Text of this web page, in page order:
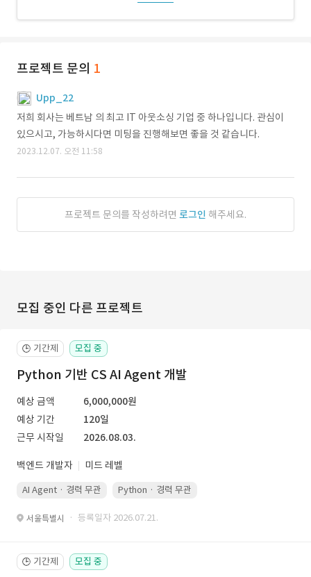
프로젝트 문의 1
Upp_22
저희 회사는 베트남 의 최고 IT 아웃소싱 기업 중 하나입니다. 관심이
있으시고, 가능하시다면 미팅을 진행해보면 좋을 것 같습니다.
2023.12.07. 오전 11:58
프로젝트 문의를 작성하려면 로그인 해주세요.
모집 중인 다른 프로젝트
🕒 기간제 모집 중
Python 기반 CS AI Agent 개발
예상 금액
6,000,000원
예상 기간
120일
근무 시작일
2026.08.03.
백엔드 개발자 미드 레벨
AI Agent · 경력 무관 Python · 경력 무관
서울특별시 · 등록일자 2026.07.21.
🕒 기간제 모집 중